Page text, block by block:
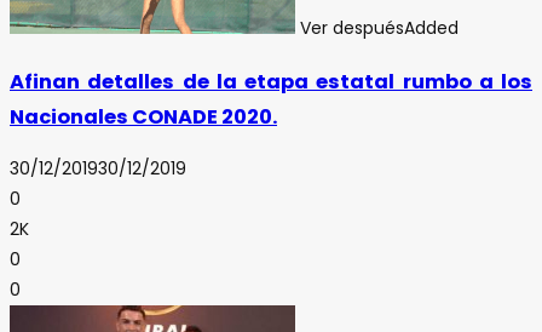
Ver despuésAdded
Afinan detalles de la etapa estatal rumbo a los
Nacionales CONADE 2020.
30/12/201930/12/2019
0
2K
0
0